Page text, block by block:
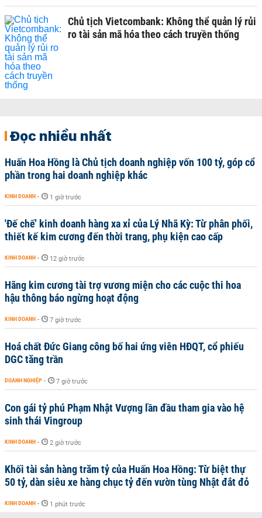
Chủ tịch Vietcombank: Không thể quản lý rủi
ro tài sản mã hóa theo cách truyền thống
Đọc nhiều nhất
Huấn Hoa Hồng là Chủ tịch doanh nghiệp vốn 100 tỷ, góp cổ
phần trong hai doanh nghiệp khác
KINH DOANH - 1 giờ trước
'Đế chế’ kinh doanh hàng xa xỉ của Lý Nhã Kỳ: Từ phân phối,
thiết kế kim cương đến thời trang, phụ kiện cao cấp
KINH DOANH - 12 giờ trước
Hãng kim cương tài trợ vương miện cho các cuộc thi hoa
hậu thông báo ngừng hoạt động
KINH DOANH - 7 giờ trước
Hoá chất Đức Giang công bố hai ứng viên HĐQT, cổ phiếu
DGC tăng trần
DOANH NGHIỆP - 7 giờ trước
Con gái tỷ phú Phạm Nhật Vượng lần đầu tham gia vào hệ
sinh thái Vingroup
KINH DOANH - 2 giờ trước
Khối tài sản hàng trăm tỷ của Huấn Hoa Hồng: Từ biệt thự
50 tỷ, dàn siêu xe hàng chục tỷ đến vườn tùng Nhật đắt đỏ
KINH DOANH - 1 phút trước